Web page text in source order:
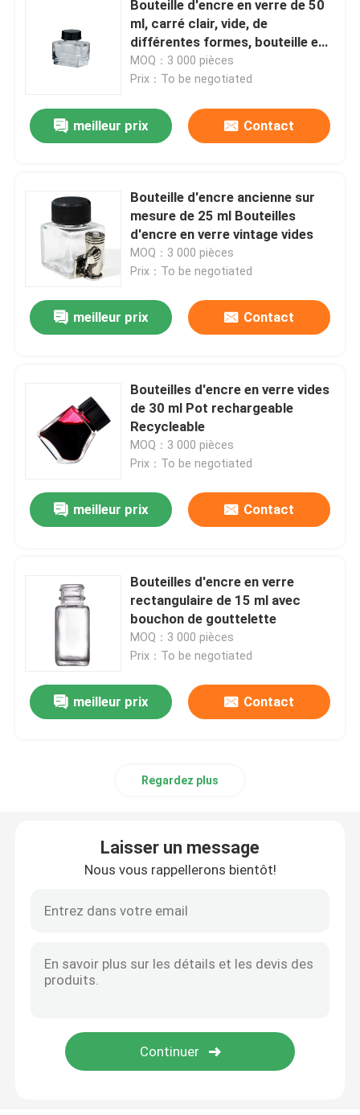
Bouteille d'encre en verre de 50
ml, carré clair, vide, de
différentes formes, bouteille en
verre
MOQ：3 000 pièces
Prix：To be negotiated
meilleur prix Contact
Bouteille d'encre ancienne sur
mesure de 25 ml Bouteilles
d'encre en verre vintage vides
MOQ：3 000 pièces
Prix：To be negotiated
meilleur prix Contact
Bouteilles d'encre en verre vides
de 30 ml Pot rechargeable
Recycleable
MOQ：3 000 pièces
Prix：To be negotiated
meilleur prix Contact
Bouteilles d'encre en verre
rectangulaire de 15 ml avec
bouchon de gouttelette
MOQ：3 000 pièces
Prix：To be negotiated
meilleur prix Contact
Regardez plus
Laisser un message
Nous vous rappellerons bientôt!